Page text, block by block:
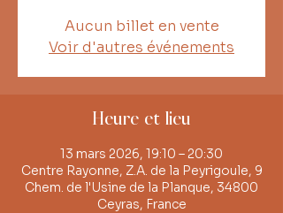
Aucun billet en vente
Voir d'autres événements
Heure et lieu
13 mars 2026, 19:10 – 20:30
Centre Rayonne, Z.A. de la Peyrigoule, 9
Chem. de l'Usine de la Planque, 34800
Ceyras, France